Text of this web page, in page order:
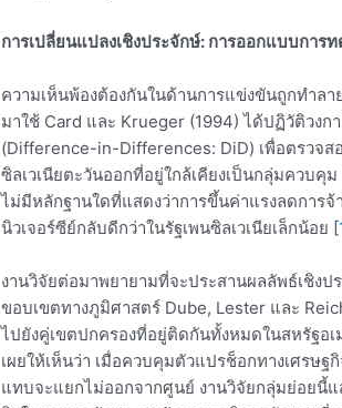
การเปลี่ยนแปลงเชิงประจักษ์: การออกแบบการ
ความเห็นพ้องต้องกันในด้านการแข่งขันถูกทำลา
มาใช้ Card และ Krueger (1994) ได้ปฏิวัติวงก
(Difference-in-Differences: DiD) เพื่อตรวจส
ซิลเวเนียตะวันออกที่อยู่ใกล้เคียงเป็นกลุ่มควบคุ
ไม่มีหลักฐานใดที่แสดงว่าการขึ้นค่าแรงลดการจ้
นิวเจอร์ซีย์กลับดีกว่าในรัฐเพนซิลเวเนียเล็กน้อย [
งานวิจัยต่อมาพยายามที่จะประสานผลลัพธ์เชิง
ขอบเขตทางภูมิศาสตร์ Dube, Lester และ
ไปยังคู่เขตปกครองที่อยู่ติดกันทั้งหมดในสหรัฐอ
เผยให้เห็นว่า เมื่อควบคุมตัวแปรช็อกทางเศรษ
แทบจะแยกไม่ออกจากศูนย์ งานวิจัยกลุ่มย่อยนี้แ